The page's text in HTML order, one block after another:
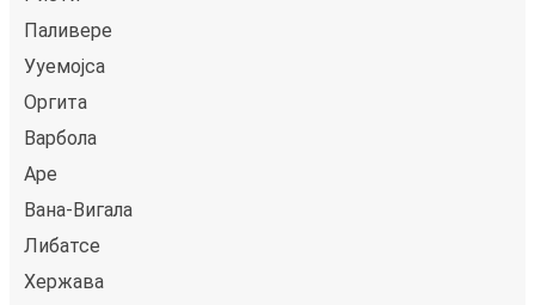
Паливере
Ууемојса
Оргита
Варбола
Аре
Вана-Вигала
Либатсе
Хержава